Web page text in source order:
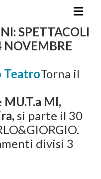
SPETTACOLI
NOVEMBRE
TeatroTorna il
MU.T.a MI,
si parte il 30
divisi 3